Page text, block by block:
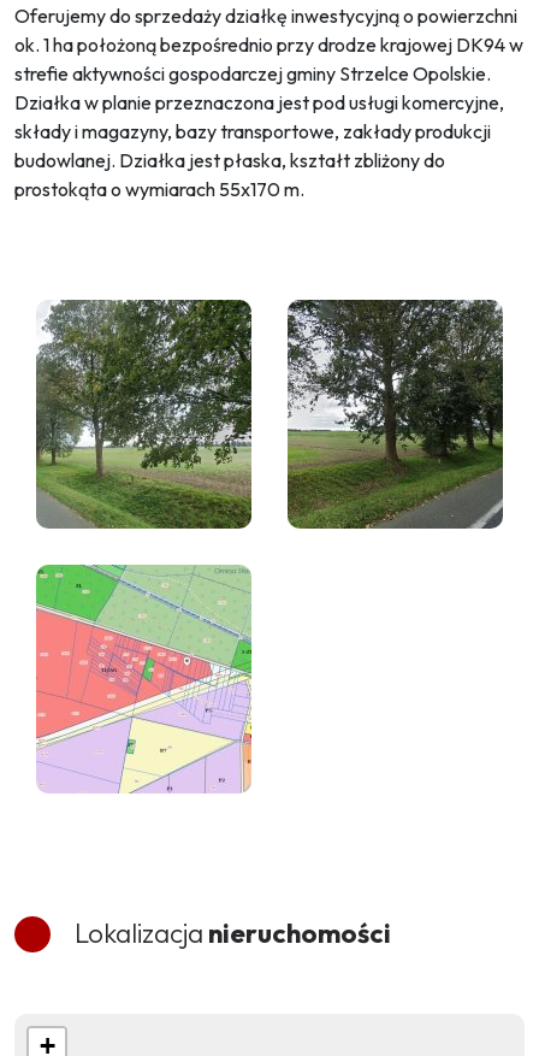
Oferujemy do sprzedaży działkę inwestycyjną o powierzchni
ok. 1 ha położoną bezpośrednio przy drodze krajowej DK94 w
strefie aktywności gospodarczej gminy Strzelce Opolskie.
Działka w planie przeznaczona jest pod usługi komercyjne,
składy i magazyny, bazy transportowe, zakłady produkcji
budowlanej. Działka jest płaska, kształt zbliżony do
prostokąta o wymiarach 55x170 m.
Lokalizacja nieruchomości
+